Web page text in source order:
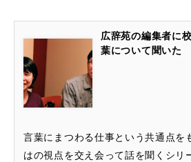
広辞苑の編集者に
葉について聞いた
言葉にまつわる仕事という共通点を
はの視点を交え会って話を聞くシリ